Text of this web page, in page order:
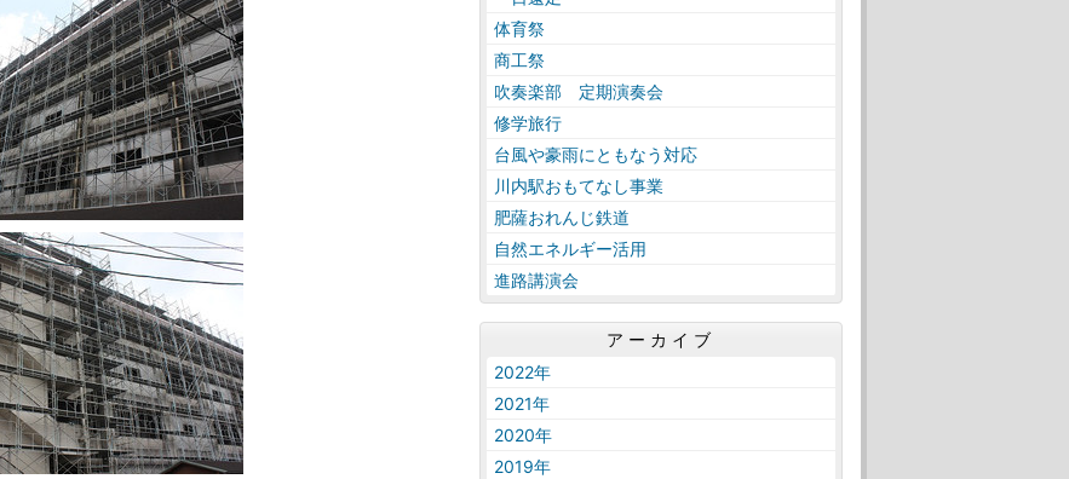
体育祭
商工祭
吹奏楽部 定期演奏会
修学旅行
台風や豪雨にともなう対応
川内駅おもてなし事業
肥薩おれんじ鉄道
自然エネルギー活用
進路講演会
アーカイブ
2022年
2021年
2020年
2019年